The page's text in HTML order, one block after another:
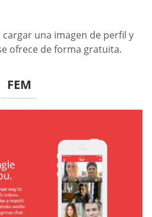
una imagen de perfil y
ofrece de forma gratuita.
FEM